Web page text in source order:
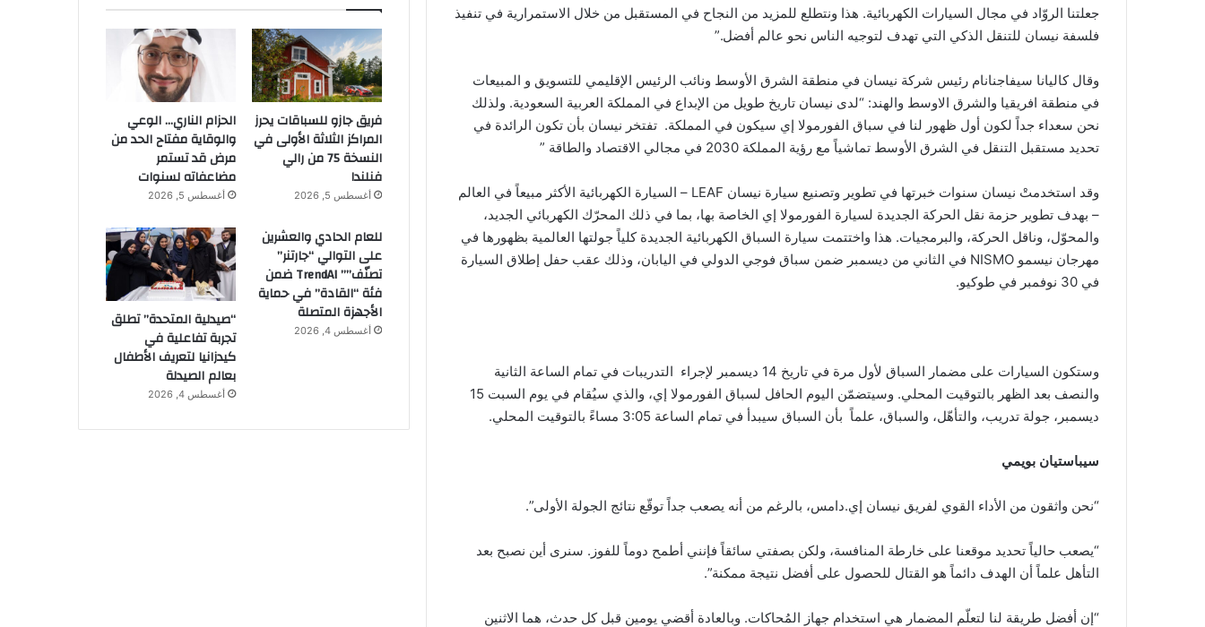
جعلتنا الروّاد في مجال السيارات الكهربائية. هذا ونتطلع للمزيد من النجاح في المستقبل من خلال الاستمرارية في تنفيذ
فلسفة نيسان للتنقل الذكي التي تهدف لتوجيه الناس نحو عالم أفضل.”
وقال كاليانا سيفاجنانام رئيس شركة نيسان في منطقة الشرق الأوسط ونائب الرئيس الإقليمي للتسويق و المبيعات
في منطقة افريقيا والشرق الاوسط والهند: “لدى نيسان تاريخ طويل من الإبداع في المملكة العربية السعودية. ولذلك
نحن سعداء جداً لكون أول ظهور لنا في سباق الفورمولا إي سيكون في المملكة. تفتخر نيسان بأن تكون الرائدة في
تحديد مستقبل التنقل في الشرق الأوسط تماشياً مع رؤية المملكة 2030 في مجالي الاقتصاد والطاقة ”
وقد استخدمتْ نيسان سنوات خبرتها في تطوير وتصنيع سيارة نيسان LEAF – السيارة الكهربائية الأكثر مبيعاً في العالم
– بهدف تطوير حزمة نقل الحركة الجديدة لسيارة الفورمولا إي الخاصة بها، بما في ذلك المحرّك الكهربائي الجديد،
والمحوّل، وناقل الحركة، والبرمجيات. هذا واختتمت سيارة السباق الكهربائية الجديدة كلياً جولتها العالمية بظهورها في
مهرجان نيسمو NISMO في الثاني من ديسمبر ضمن سباق فوجي الدولي في اليابان، وذلك عقب حفل إطلاق السيارة
في 30 نوفمبر في طوكيو.
وستكون السيارات على مضمار السباق لأول مرة في تاريخ 14 ديسمبر لإجراء التدريبات في تمام الساعة الثانية
والنصف بعد الظهر بالتوقيت المحلي. وسيتضمّن اليوم الحافل لسباق الفورمولا إي، والذي سيُقام في يوم السبت 15
ديسمبر، جولة تدريب، والتأهّل، والسباق، علماً بأن السباق سيبدأ في تمام الساعة 3:05 مساءً بالتوقيت المحلي.
سيباستيان بويمي
“نحن واثقون من الأداء القوي لفريق نيسان إي.دامس، بالرغم من أنه يصعب جداً توقّع نتائج الجولة الأولى”.
“يصعب حالياً تحديد موقعنا على خارطة المنافسة، ولكن بصفتي سائقاً فإنني أطمح دوماً للفوز. سنرى أين نصبح بعد
التأهل علماً أن الهدف دائماً هو القتال للحصول على أفضل نتيجة ممكنة”.
“إن أفضل طريقة لنا لتعلّم المضمار هي استخدام جهاز المُحاكات. وبالعادة أقضي يومين قبل كل حدث، هما الاثنين
فريق جازو للسباقات يحرز
المراكز الثلاثة الأولى في
النسخة 75 من رالي
فنلندا
أغسطس 5, 2026
الحزام الناري… الوعي
والوقاية مفتاح الحد من
مرض قد تستمر
مضاعفاته لسنوات
أغسطس 5, 2026
للعام الحادي والعشرين
على التوالي “جارتنر”
تصنّف”” TrendAI ضمن
فئة “القادة” في حماية
الأجهزة المتصلة
أغسطس 4, 2026
“صيدلية المتحدة” تطلق
تجربة تفاعلية في
كيدزانيا لتعريف الأطفال
بعالم الصيدلة
أغسطس 4, 2026